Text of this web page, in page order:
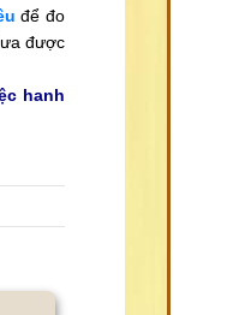
để đo
được
hanh